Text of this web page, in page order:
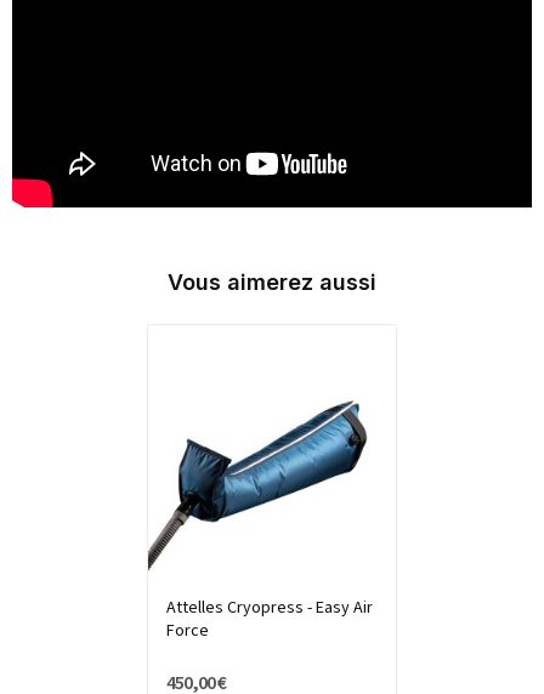
Vous aimerez aussi
Attelles Cryopress - Easy Air
Force
450,00 €